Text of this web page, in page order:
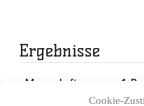
Cookie-
Ergebnisse
Mannschaft 1.